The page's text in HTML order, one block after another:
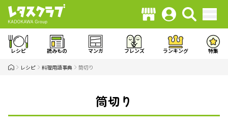
レシピ 読みもの マンガ フレンズ ランキング 特集
レシピ 料理用語事典 筒切り
筒切り